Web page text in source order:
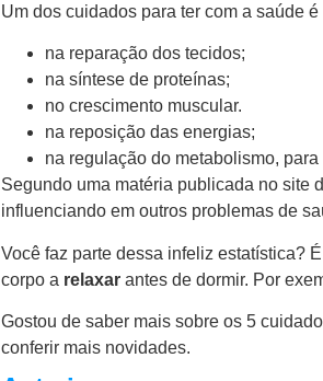
Um dos cuidados para ter com a saúde
na reparação dos tecidos;
na síntese de proteínas;
no crescimento muscular.
na reposição das energias;
na regulação do metabolismo,
Segundo uma matéria publicada no site
influenciando em outros problemas de
Você faz parte dessa infeliz estatística?
corpo a relaxar antes de dormir. Por
Gostou de saber mais sobre os 5
conferir mais novidades.